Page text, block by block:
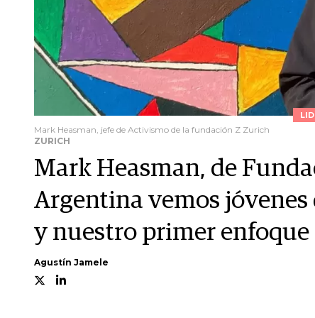
Mark Heasman, jefe de Activismo de la fundación Z Zurich
ZURICH
Mark Heasman, de
Argentina vemos
y nuestro primer enfoque
Agustín Jamele